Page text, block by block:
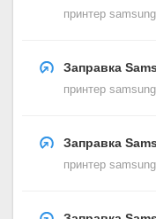
принтер samsung
Заправка
принтер samsung
Заправка
принтер samsung